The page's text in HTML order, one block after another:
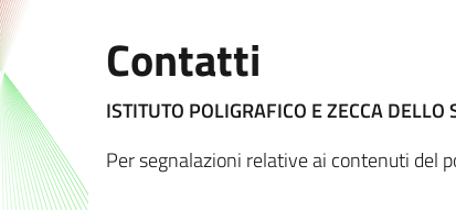
Contatti
ISTITUTO POLIGRAFICO E ZECCA DELLO
Per segnalazioni relative ai contenuti